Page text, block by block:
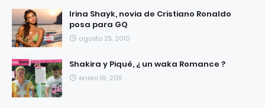
RECIENTES
Irina Shayk, novia de Cristiano Ronaldo
posa para GQ
agosto 25, 2010
Shakira y Piqué, ¿ un waka Romance ?
enero 16, 2011